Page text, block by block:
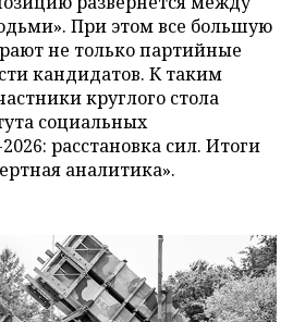
При этом все большую
не только партийные
кандидатов. К таким
круглого стола
социальных
расстановка сил. Итоги
аналитика».